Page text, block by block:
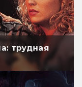
трудная